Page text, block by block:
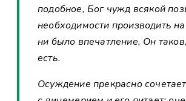
подобное, Бог чужд всякой
необходимости производить
ни было впечатление, Он
есть.
Осуждение прекрасно